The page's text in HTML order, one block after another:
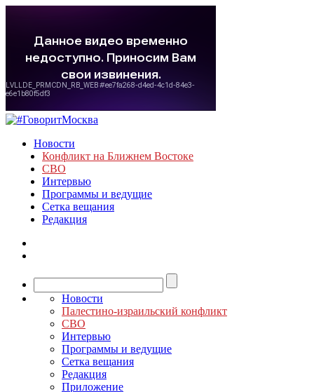
Новости
Конфликт на Ближнем Востоке
СВО
Интервью
Программы и ведущие
Сетка вещания
Редакция
Новости
Палестино-израильский конфликт
СВО
Интервью
Программы и ведущие
Сетка вещания
Редакция
Приложение